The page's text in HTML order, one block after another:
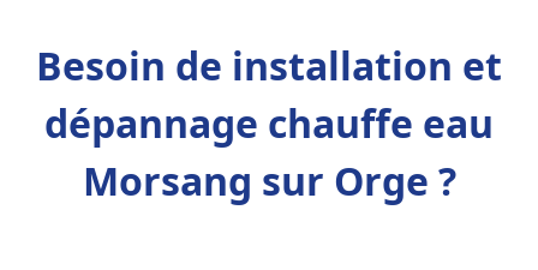
Besoin de installation et
dépannage chauffe eau
Morsang sur Orge ?